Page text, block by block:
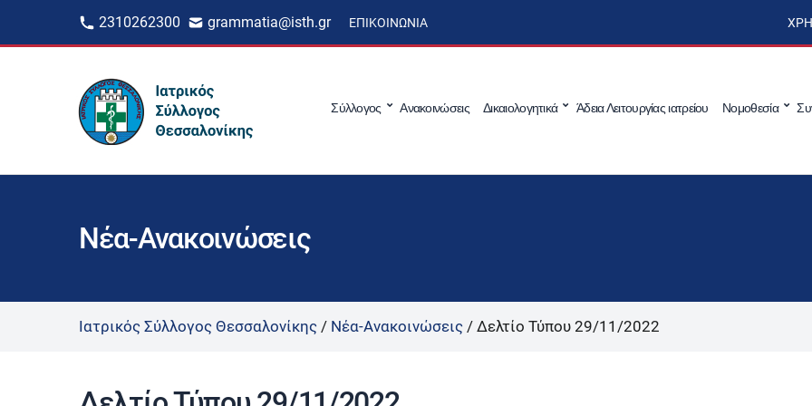
2310262300 grammatia@isth.gr ΕΠΙΚΟΙΝΩΝΊΑ
Σύλλογος Ανακοινώσεις Δικαιολογητικά Άδεια Λειτουργίας ιατρείου Νομοθεσία
Νέα-Ανακοινώσεις
Ιατρικός Σύλλογος Θεσσαλονίκης / Νέα-Ανακοινώσεις / Δελτίο Τύπου 29/11/2022